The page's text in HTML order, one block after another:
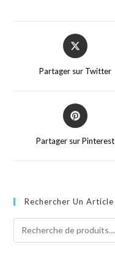
Partager sur Twitter
Partager sur Pinterest
Rechercher Un Article